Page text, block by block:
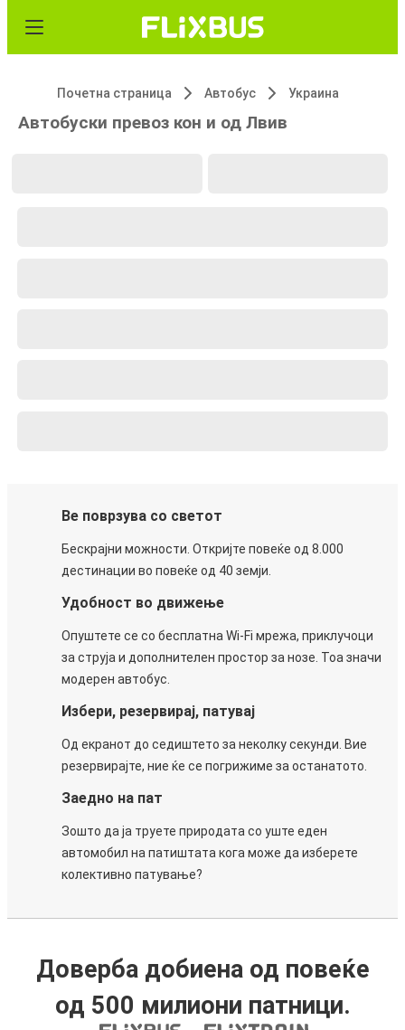
Почетна страница Автобус Украина
Автобуски превоз кон и од Лвив
Ве поврзува со светот
Бескрајни можности. Откријте повеќе од 8.000
дестинации во повеќе од 40 земји.
Удобност во движење
Опуштете се со бесплатна Wi-Fi мрежа, приклучоци
за струја и дополнителен простор за нозе. Тоа значи
модерен автобус.
Избери, резервирај, патувај
Од екранот до седиштето за неколку секунди. Вие
резервирајте, ние ќе се погрижиме за останатото.
Заедно на пат
Зошто да ја труете природата со уште еден
автомобил на патиштата кога може да изберете
колективно патување?
Доверба добиена од повеќе
од 500 милиони патници.